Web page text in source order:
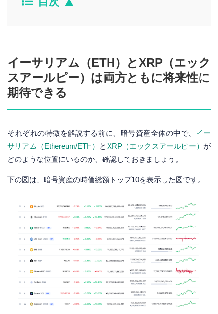
イーサリアム（ETH）とXRP（エック
スアールピー）は両方ともに将来性に
期待できる
それぞれの特徴を解説する前に、暗号資産全体の中で、 イー
サリアム（Ethereum/ETH） と XRP（エックスアールピー） が
どのような位置にいるのか、確認しておきましょう。
下の図は、暗号資産の時価総額トップ10を表示した図です。